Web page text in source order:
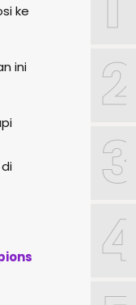
ke
ini
2
3
4